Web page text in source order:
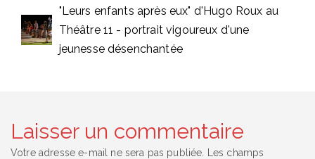
"Leurs enfants après eux" d'Hugo Roux au
Théâtre 11 - portrait vigoureux d'une
jeunesse désenchantée
Laisser un commentaire
Votre adresse e-mail ne sera pas publiée.
Les champs